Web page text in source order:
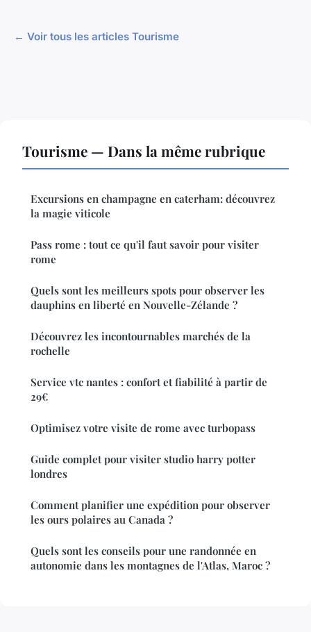
← Voir tous les articles Tourisme
Tourisme — Dans la même rubrique
Excursions en champagne en caterham: découvrez
la magie viticole
Pass rome : tout ce qu'il faut savoir pour visiter
rome
Quels sont les meilleurs spots pour observer les
dauphins en liberté en Nouvelle-Zélande ?
Découvrez les incontournables marchés de la
rochelle
Service vtc nantes : confort et fiabilité à partir de
29€
Optimisez votre visite de rome avec turbopass
Guide complet pour visiter studio harry potter
londres
Comment planifier une expédition pour observer
les ours polaires au Canada ?
Quels sont les conseils pour une randonnée en
autonomie dans les montagnes de l'Atlas, Maroc ?